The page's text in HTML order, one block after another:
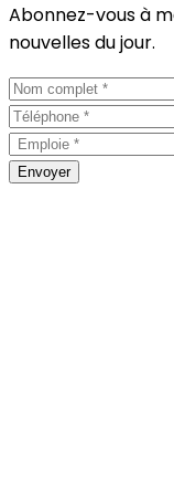
Abonnez-vous à
nouvelles du jour.
Envoyer